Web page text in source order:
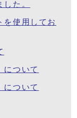
た。
を使用してお
について
について